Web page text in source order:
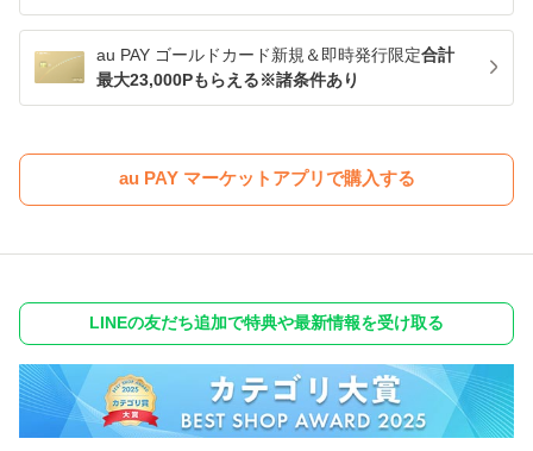
au PAY ゴールドカード新規＆即時発行限定合計
最大23,000Pもらえる※諸条件あり
au PAY マーケットアプリで購入する
LINEの友だち追加で特典や最新情報を受け取る